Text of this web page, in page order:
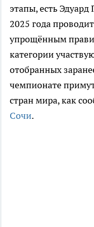
этапы, есть
2025 года
упрощённым
категории
отобранных
чемпионате
стран мира, как
Сочи.